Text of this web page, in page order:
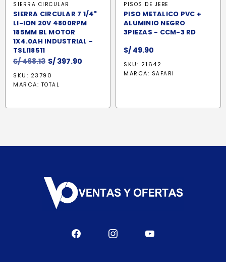
SIERRA CIRCULAR
SIERRA CIRCULAR 7 1/4"
LI-ION 20V 4800RPM
185MM BL MOTOR
1X4.0AH INDUSTRIAL -
TSLI18511
S/468.13 El
precio
original
S/ 397.90
SKU: 23790
MARCA: TOTAL
PISOS DE JEBE
PISO METALICO PVC +
ALUMINIO NEGRO
3PIEZAS - CCM-3 RD
S/ 49.90
SKU: 21642
MARCA: SAFARI